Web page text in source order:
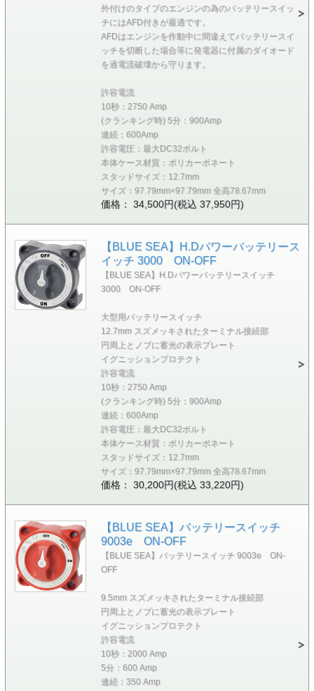
外付けのタイプのエンジンの為のバッテリースイッ
チにはAFD付きが最適です。
AFDはエンジンを作動中に間違えてバッテリースイ
ッチを切断した場合等に発電器に付属のダイオード
を過電流破壊から守ります。
許容電流
10秒：2750 Amp
(クランキング時) 5分：900Amp
連続：600Amp
許容電圧：最大DC32ボルト
本体ケース材質：ポリカーボネート
スタッドサイズ：12.7mm
サイズ：97.79mm×97.79mm 全高78.67mm
価格： 34,500円(税込 37,950円)
【BLUE SEA】H.Dパワーバッテリース
イッチ 3000 ON-OFF
【BLUE SEA】H.Dパワーバッテリースイッチ
3000 ON-OFF
大型用バッテリースイッチ
12.7mm スズメッキされたターミナル接続部
円周上とノブに蓄光の表示プレート
イグニッションプロテクト
許容電流
10秒：2750 Amp
(クランキング時) 5分：900Amp
連続：600Amp
許容電圧：最大DC32ボルト
本体ケース材質：ポリカーボネート
スタッドサイズ：12.7mm
サイズ：97.79mm×97.79mm 全高78.67mm
価格： 30,200円(税込 33,220円)
【BLUE SEA】バッテリースイッチ
9003e ON-OFF
【BLUE SEA】バッテリースイッチ 9003e ON-
OFF
9.5mm スズメッキされたターミナル接続部
円周上とノブに蓄光の表示プレート
イグニッションプロテクト
許容電流
10秒：2000 Amp
5分：600 Amp
連続：350 Amp